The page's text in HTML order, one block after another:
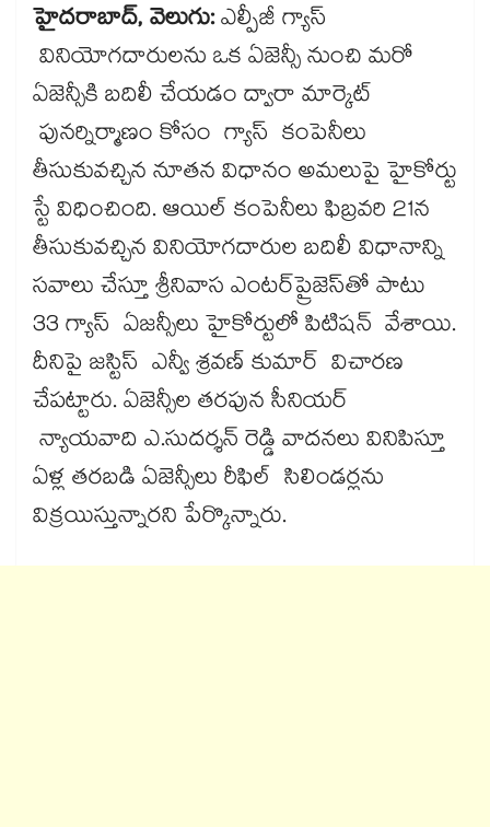
హైదరాబాద్, వెలుగు:ఎల్పీజీ గ్యాస్‌
వినియోగదారులను ఒక ఏజెన్సీ నుంచి మరో
ఏజెన్సీకి బదిలీ చేయడం ద్వారా మార్కెట్‌
పునర్నిర్మాణం కోసం గ్యాస్‌ కంపెనీలు
తీసుకువచ్చిన నూతన విధానం అమలుపై హైకోర్టు
స్టే విధించింది. ఆయిల్‌ కంపెనీలు ఫిబ్రవరి 21న
తీసుకువచ్చిన వినియోగదారుల బదిలీ విధానాన్ని
సవాలు చేస్తూ శ్రీనివాస ఎంటర్‌ప్రైజెస్‌తో పాటు
33 గ్యాస్‌ ఏజన్సీలు హైకోర్టులో పిటిషన్‌ వేశాయి.
దీనిపై జస్టిస్‌ ఎన్వీ శ్రవణ్‌ కుమార్‌ విచారణ
చేపట్టారు. ఏజెన్సీల తరపున సీనియర్‌
న్యాయవాది ఎ.సుదర్శన్‌ రెడ్డి వాదనలు వినిపిస్తూ
ఏళ్ల తరబడి ఏజెన్సీలు రీఫిల్‌ సిలిండర్లను
విక్రయిస్తున్నారని పేర్కొన్నారు.